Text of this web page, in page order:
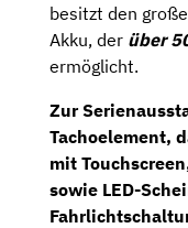
besitzt den
Akku, der über
ermöglicht.
Zur
Tachoelement,
mit
sowie LED-